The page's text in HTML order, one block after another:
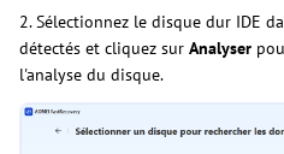
2. Sélectionnez le disque dur IDE
détectés et cliquez sur Analyser
l'analyse du disque.